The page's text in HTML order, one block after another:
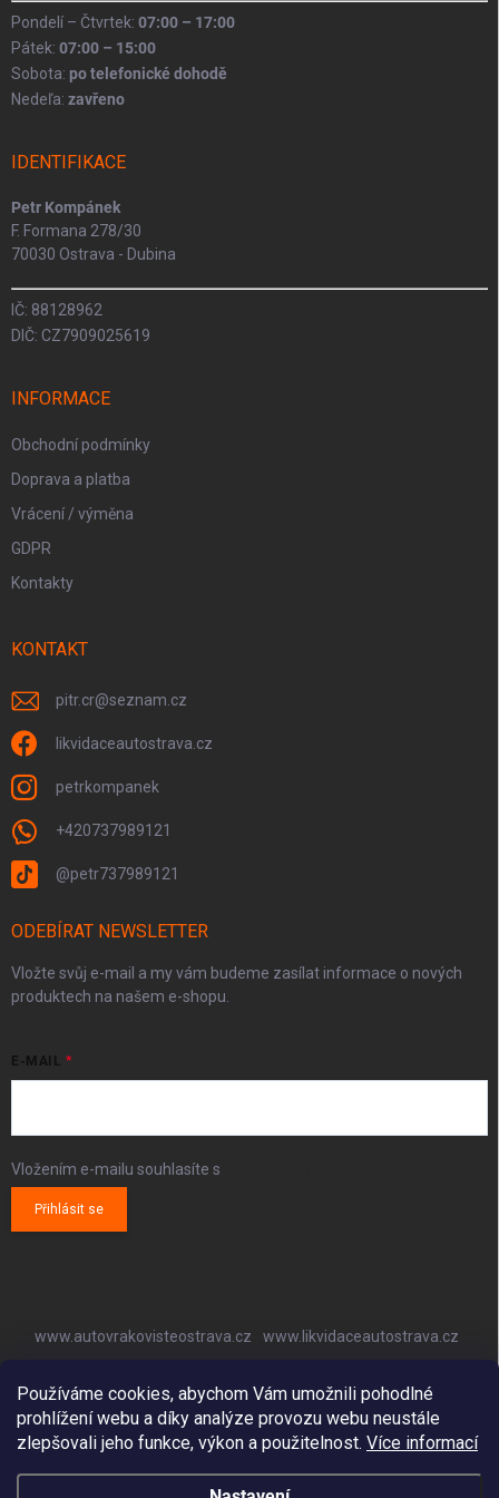
Používáme cookies, abychom Vám umožnili pohodlné
prohlížení webu a díky analýze provozu webu neustále
zlepšovali jeho funkce, výkon a použitelnost. Více informací
Pondelí – Čtvrtek: 07:00 – 17:00
Pátek: 07:00 – 15:00
Sobota: po telefonické dohodě
Nedeľa: zavřeno
IDENTIFIKACE
Petr Kompánek
F. Formana 278/30
70030 Ostrava - Dubina
IČ: 88128962
DIČ: CZ7909025619
INFORMACE
Obchodní podmínky
Doprava a platba
Vrácení / výměna
GDPR
Kontakty
KONTAKT
pitr.cr@seznam.cz
likvidaceautostrava.cz
petrkompanek
+420737989121
@petr737989121
ODEBÍRAT NEWSLETTER
Vložte svůj e-mail a my vám budeme zasílat informace o nových
produktech na našem e-shopu.
E-MAIL
Vložením e-mailu souhlasíte s
Přihlásit se
www.autovrakovisteostrava.cz
www.likvidaceautostrava.cz